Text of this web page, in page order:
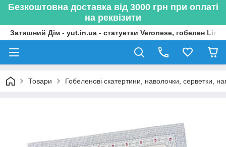
Безкоштовна доставка від 3000 грн при оплаті
на реквізити
Затишний Дім - yut.in.ua - статуетки Veronese, гобелен
Товари Гобеленові скатертини, наволочки, серветки,